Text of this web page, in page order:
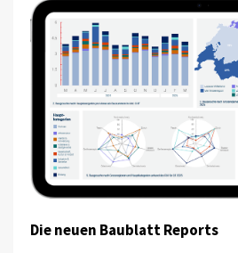
Die neuen Baublatt Reports